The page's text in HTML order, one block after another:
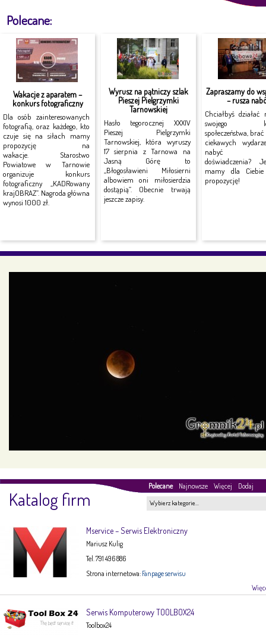
Polecane:
Wakacje z aparatem –
konkurs fotograficzny
Dla osób zainteresowanych
fotografią, oraz każdego, kto
czuje się na siłach mamy
propozycję na
wakacje. Starostwo
Powiatowe w Tarnowie
organizuje konkurs
fotograficzny „KADRowany
krajOBRAZ”. Nagroda główna
wynosi 1000 zł.
Wyrusz na pątniczy szlak
Pieszej Pielgrzymki
Tarnowskiej
Hasło tegorocznej XXXIV
Pieszej Pielgrzymki
Tarnowskiej, która wyruszy
17 sierpnia z Tarnowa na
Jasną Górę to
„Błogosławieni Miłosierni
albowiem oni miłosierdzia
dostąpią”. Obecnie trwają
jeszcze zapisy.
Zapraszamy do
– rusza
Chciałbyś działać
swojego
społeczeństwa,
ciekawych
nabyć
doświadczenia?
mamy dla Ciebie
propozycję!
Polecane Najnowsze Więcej Dodaj
Katalog firm Wybierz kategorie…
Mservice – Serwis Elektroniczny
Mariusz Kulig
Tel. 791 496 886
Strona internetowa: Fanpage serwisu
Serwis Komputerowy TOOLBOX24
Toolbox24